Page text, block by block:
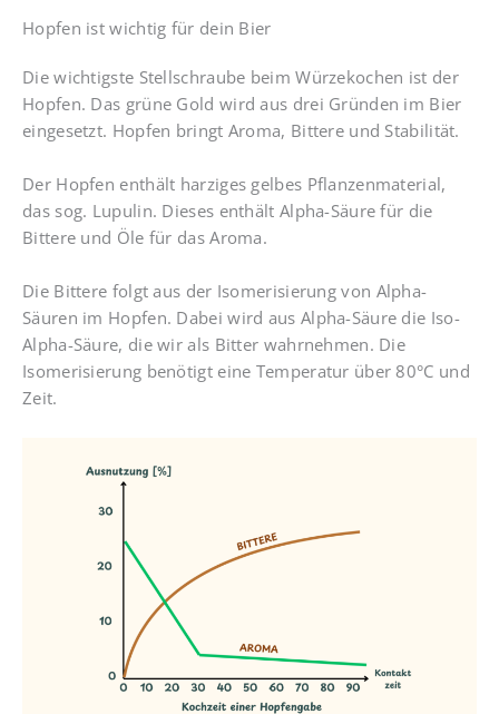
Hopfen ist wichtig für dein Bier
Die wichtigste Stellschraube beim Würzekochen ist der
Hopfen. Das grüne Gold wird aus drei Gründen im Bier
eingesetzt. Hopfen bringt Aroma, Bittere und Stabilität.
Der Hopfen enthält harziges gelbes Pflanzenmaterial,
das sog. Lupulin. Dieses enthält Alpha-Säure für die
Bittere und Öle für das Aroma.
Die Bittere folgt aus der Isomerisierung von Alpha-
Säuren im Hopfen. Dabei wird aus Alpha-Säure die Iso-
Alpha-Säure, die wir als Bitter wahrnehmen. Die
Isomerisierung benötigt eine Temperatur über 80°C und
Zeit.